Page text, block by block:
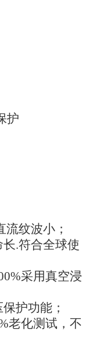
护
流纹波小；
.符合全球使
采用真空浸
护功能；
老化测试，不